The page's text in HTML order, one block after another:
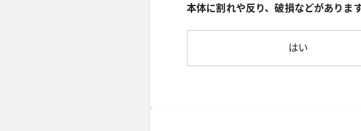
本体に割れや反り、破損などがありま
はい